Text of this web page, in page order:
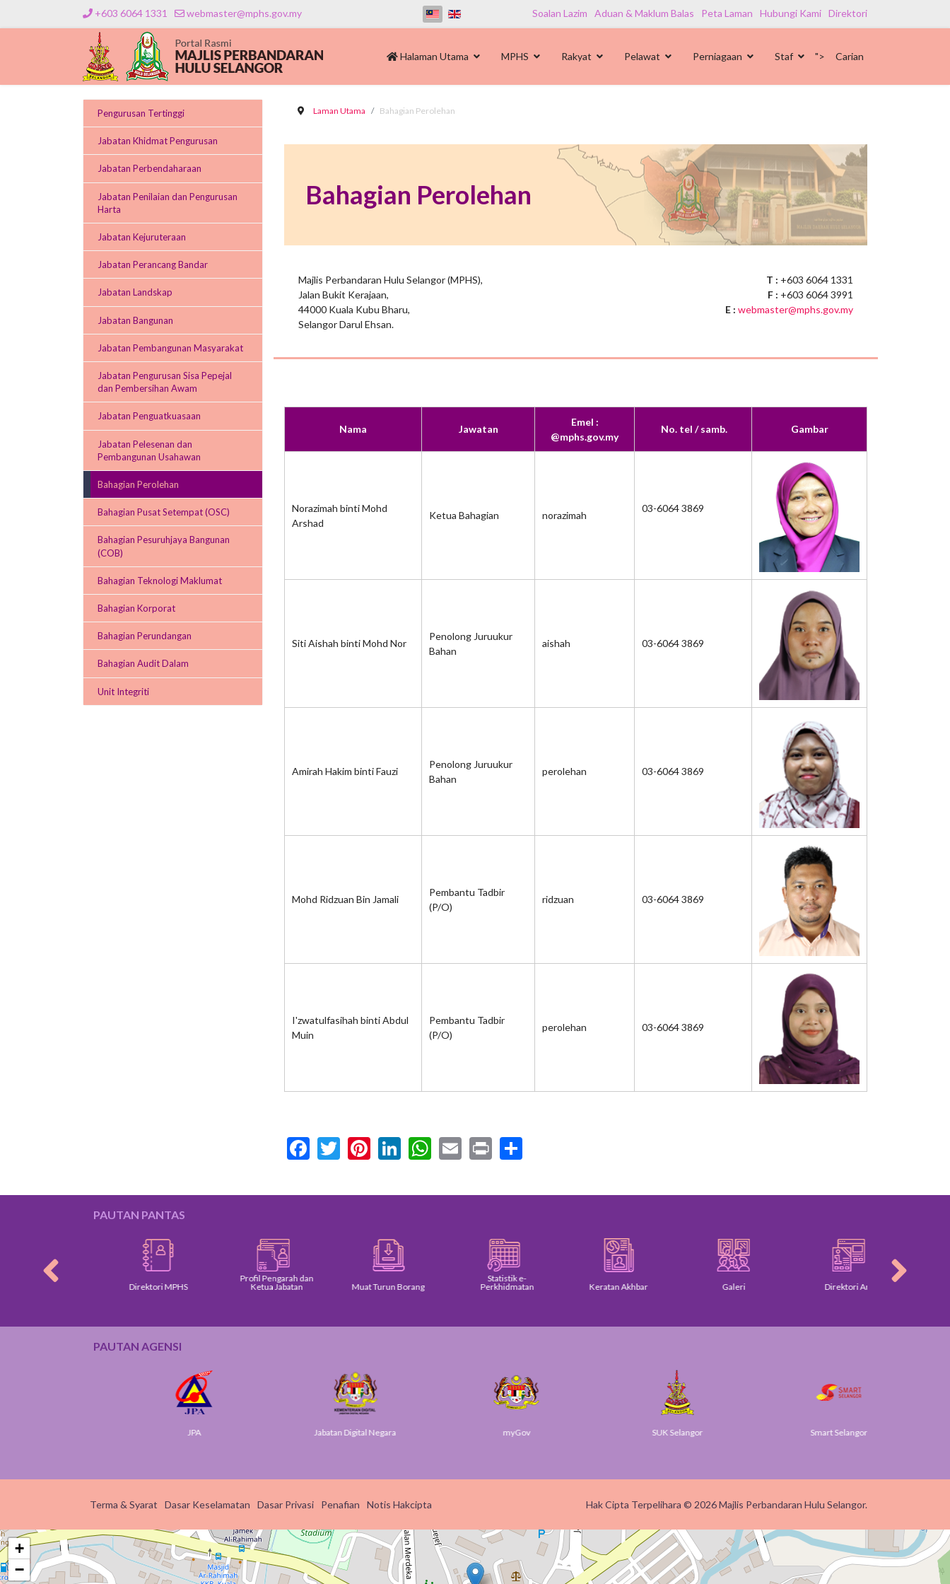
+603 6064 1331 webmaster@mphs.gov.my Soalan Lazim Aduan & Maklum Balas Peta Laman Hubungi Kami Direktori
Halaman Utama MPHS Rakyat Pelawat Perniagaan Staf "> Carian
Pengurusan Tertinggi
Jabatan Khidmat Pengurusan
Jabatan Perbendaharaan
Jabatan Penilaian dan Pengurusan
Harta
Jabatan Kejuruteraan
Jabatan Perancang Bandar
Jabatan Landskap
Jabatan Bangunan
Jabatan Pembangunan Masyarakat
Jabatan Pengurusan Sisa Pepejal
dan Pembersihan Awam
Jabatan Penguatkuasaan
Jabatan Pelesenan dan
Pembangunan Usahawan
Bahagian Perolehan
Bahagian Pusat Setempat (OSC)
Bahagian Pesuruhjaya Bangunan
(COB)
Bahagian Teknologi Maklumat
Bahagian Korporat
Bahagian Perundangan
Bahagian Audit Dalam
Unit Integriti
Laman Utama Bahagian Perolehan
Bahagian Perolehan
Majlis Perbandaran Hulu Selangor (MPHS),
Jalan Bukit Kerajaan,
44000 Kuala Kubu Bharu,
Selangor Darul Ehsan.
T : +603 6064 1331
F : +603 6064 3991
E : webmaster@mphs.gov.my
Nama Jawatan
Emel :
@mphs.gov.my
No. tel / samb. Gambar
Norazimah binti Mohd
Arshad
Ketua Bahagian norazimah
03-6064 3869
Siti Aishah binti Mohd Nor
Penolong Juruukur
Bahan
aishah 03-6064 3869
Amirah Hakim binti Fauzi
Penolong Juruukur
Bahan
perolehan 03-6064 3869
Mohd Ridzuan Bin Jamali
Pembantu Tadbir
(P/O)
ridzuan 03-6064 3869
I'zwatulfasihah binti Abdul
Muin
Pembantu Tadbir
(P/O)
perolehan 03-6064 3869
Facebook
Twitter
Pinterest
LinkedIn
WhatsApp
Email
Print
PAUTAN PANTAS
Direktori MPHS
Profil Pengarah dan
Ketua Jabatan
Muat Turun Borang
Statistik e-
Perkhidmatan
Keratan Akhbar Galeri Direktori Am
PAUTAN AGENSI
Jabatan Digital Negara SUK Selangor Smart Selangor
Terma & Syarat Dasar Keselamatan Dasar Privasi Penafian Notis Hakcipta Hak Cipta Terpelihara © 2026 Majlis Perbandaran Hulu Selangor.
+
−